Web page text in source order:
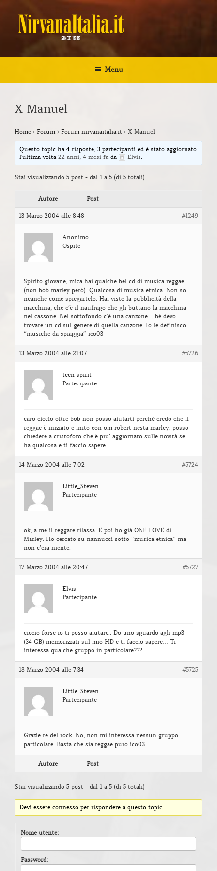
contenuto
NIRVANA ITALIA
Menu
X Manuel
Home › Forum › Forum nirvanaitalia.it › X Manuel
Questo topic ha 4 risposte, 3 partecipanti ed è stato aggiornato
l'ultima volta22 anni, 4 mesi fa da Elvis.
Stai visualizzando 5 post - dal 1 a 5 (di 5 totali)
Autore Post
13 Marzo 2004 alle 8:48 #1249
Anonimo
Ospite
Spirito giovane, mica hai qualche bel cd di musica reggae
(non bob marley però). Qualcosa di musica etnica. Non so
neanche come spiegartelo. Hai visto la pubblicità della
macchina, che c’è il naufrago che gli buttano la macchina
nel cassone. Nel sottofondo c’è una canzone….bè devo
trovare un cd sul genere di quella canzone. Io le definisco
“musiche da spiaggia” ico03
13 Marzo 2004 alle 21:07 #5726
teen spirit
Partecipante
caro ciccio oltre bob non posso aiutarti perchè credo che il
reggae è iniziato e inito con om robert nesta marley. posso
chiedere a cristoforo che è piu’ aggiornato sulle novità se
ha qualcosa e ti faccio sapere.
14 Marzo 2004 alle 7:02 #5724
Little_Steven
Partecipante
ok, a me il reggare rilassa. E poi ho già ONE LOVE di
Marley. Ho cercato su nannucci sotto “musica etnica” ma
non c’era niente.
17 Marzo 2004 alle 20:47 #5727
Elvis
Partecipante
ciccio forse io ti posso aiutare.. Do uno sguardo agli mp3
(34 GB) memorizzati sul mio HD e ti faccio sapere… Ti
interessa qualche gruppo in particolare???
18 Marzo 2004 alle 7:34 #5725
Little_Steven
Partecipante
Grazie re del rock. No, non mi interessa nessun gruppo
particolare. Basta che sia reggae puro ico03
Autore Post
Stai visualizzando 5 post - dal 1 a 5 (di 5 totali)
Devi essere connesso per rispondere a questo topic.
Nome utente:
Password: